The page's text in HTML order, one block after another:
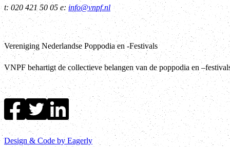
t: 020 421 50 05 e: info@vnpf.nl
Vereniging Nederlandse Poppodia en -Festivals
VNPF behartigt de collectieve belangen van de poppodia en
Design & Code by Eagerly